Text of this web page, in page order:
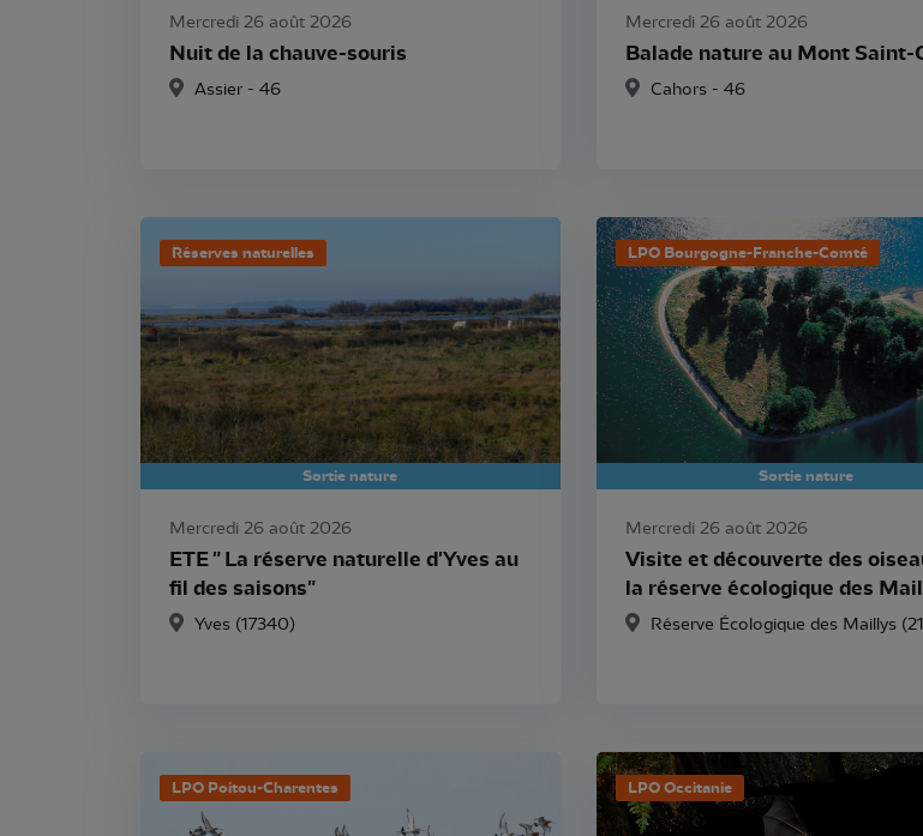
Mercredi 26 août 2026
Nuit de la chauve-souris
Assier - 46
Mercredi 26 août 2026
Balade nature au Mont Saint-
Cahors - 46
Réserves naturelles
Sortie nature
Mercredi 26 août 2026
ETE " La réserve naturelle d'Yves au
fil des saisons"
Yves (17340)
LPO Bourgogne-Franche-Comté
Sortie nature
Mercredi 26 août 2026
Visite et découverte des
la réserve écologique des
Réserve Écologique des Maillys
LPO Poitou-Charentes LPO Occitanie